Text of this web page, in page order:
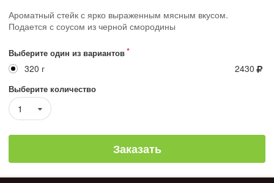
Ароматный стейк с ярко выраженным мясным вкусом.
Подается с соусом из черной смородины
Выберите один из вариантов
320 г 2430
Выберите количество
1
Заказать